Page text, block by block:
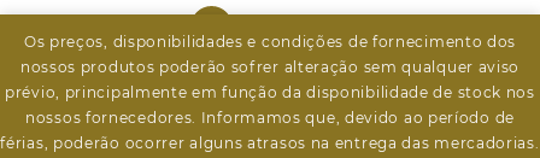
Os preços, disponibilidades e condições de fornecimento dos
nossos produtos poderão sofrer alteração sem qualquer aviso
prévio, principalmente em função da disponibilidade de stock nos
nossos fornecedores. Informamos que, devido ao período de
férias, poderão ocorrer alguns atrasos na entrega das mercadorias.
Skip
content
byleds.led2@gmail.com